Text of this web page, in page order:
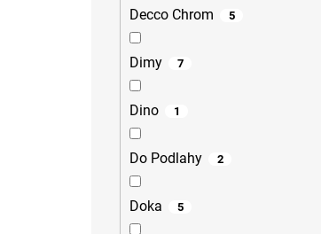
Decco Chrom 5
Dimy 7
Dino 1
Do Podlahy 2
Doka 5